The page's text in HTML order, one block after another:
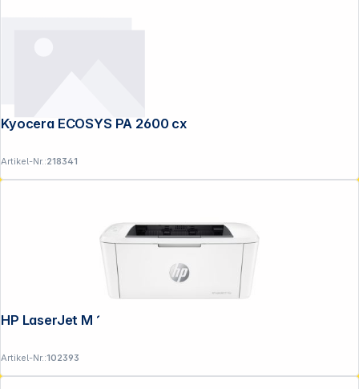
Kyocera ECOSYS PA 2600 cx
Artikel-Nr.:218341
HP LaserJet M 110 w
Artikel-Nr.:102393